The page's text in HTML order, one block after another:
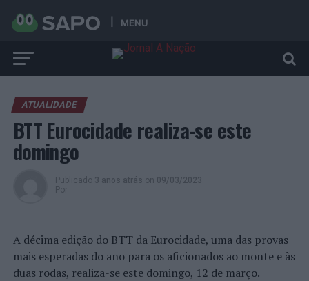
MENU
ATUALIDADE
BTT Eurocidade realiza-se este
domingo
Publicado 3 anos atrás on 09/03/2023
Por
A décima edição do BTT da Eurocidade, uma das provas
mais esperadas do ano para os aficionados ao monte e às
duas rodas, realiza-se este domingo, 12 de março.